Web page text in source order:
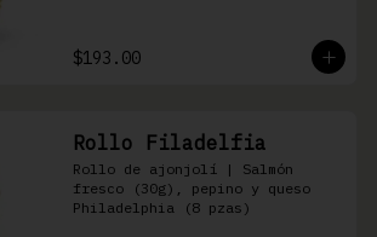
$193.00
Rollo Filadelfia
Rollo de ajonjolí | Salmón
fresco (30g), pepino y queso
Philadelphia (8 pzas)